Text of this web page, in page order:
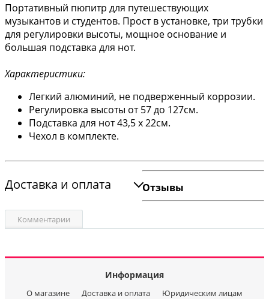
Портативный пюпитр для путешествующих
музыкантов и студентов. Прост в установке, три трубки
для регулировки высоты, мощное основание и
большая подставка для нот.
Характеристики:
Легкий алюминий, не подверженный коррозии.
Регулировка высоты от 57 до 127см.
Подставка для нот 43,5 х 22см.
Чехол в комплекте.
Доставка и оплата Отзывы
Комментарии
Информация
О магазине Доставка и оплата
Юридическим лицам